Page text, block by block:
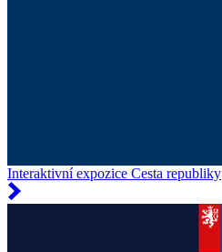
Interaktivní expozice Cesta republiky